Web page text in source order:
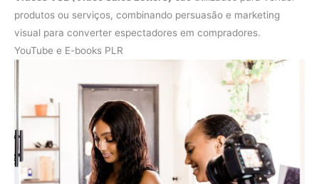
produtos ou serviços, combinando persuasão e marketing
visual para converter espectadores em compradores.
YouTube e E-books PLR